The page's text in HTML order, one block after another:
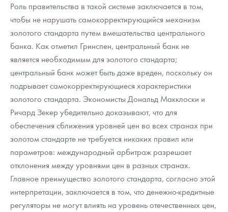
Роль правительства в такой системе заключается в том,
чтобы не нарушать самокорректирующийся механизм
золотого стандарта путем вмешательства центрального
банка. Как отметил Гринспен, центральный банк не
является необходимым для золотого стандарта;
центральный банк может быть даже вреден, поскольку он
подрывает самокорректирующиеся характеристики
золотого стандарта. Экономисты Дональд Макклоски и
Ричард Зекер убедительно доказывают, что для
обеспечения сближения уровней цен во всех странах при
золотом стандарте не требуется никаких правил или
параметров: международный арбитраж разрешает
отклонения между уровнями цен в разных странах.
Главное преимущество золотого стандарта, согласно этой
интерпретации, заключается в том, что денежно-кредитные
регуляторы не могут влиять на уровень отечественных цен,